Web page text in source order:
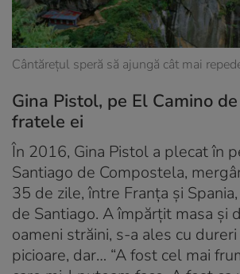
Cântărețul speră să ajungă cât mai
Gina Pistol, pe El Camino
fratele ei
În 2016, Gina Pistol a plecat în
Santiago de Compostela,
35 de zile, între Franța și
de Santiago. A împărțit masa și
oameni străini, s-a ales cu
picioare, dar… “A fost cel mai